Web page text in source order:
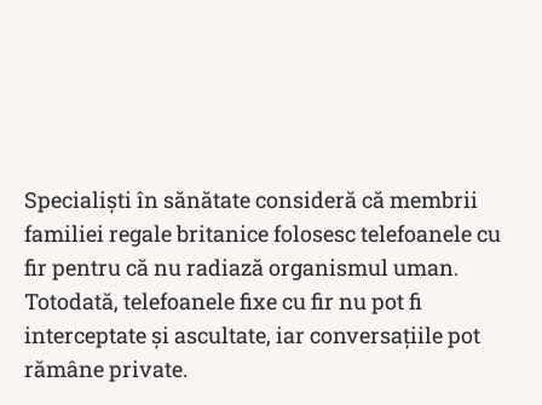
Specialiști în sănătate consideră că membrii
familiei regale britanice folosesc telefoanele cu
fir pentru că nu radiază organismul uman.
Totodată, telefoanele fixe cu fir nu pot fi
interceptate și ascultate, iar conversațiile pot
rămâne private.